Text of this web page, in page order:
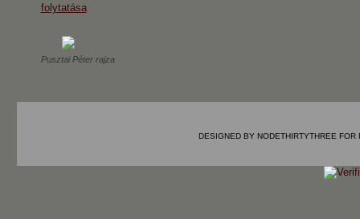
folytatása
Pusztai Péter rajza
DESIGNED BY NODETHIRTYTHREE FOR